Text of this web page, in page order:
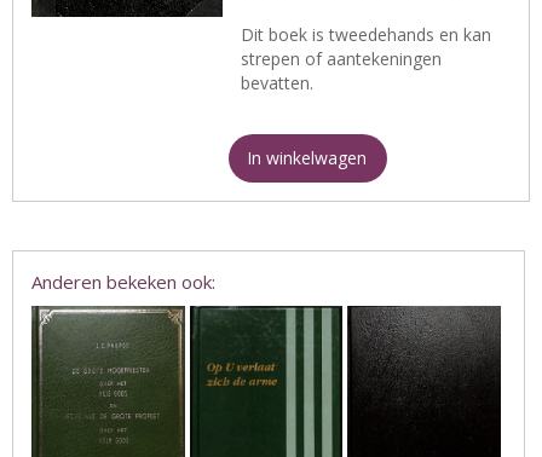
Dit boek is tweedehands en kan
strepen of aantekeningen
bevatten.
In winkelwagen
Anderen bekeken ook: